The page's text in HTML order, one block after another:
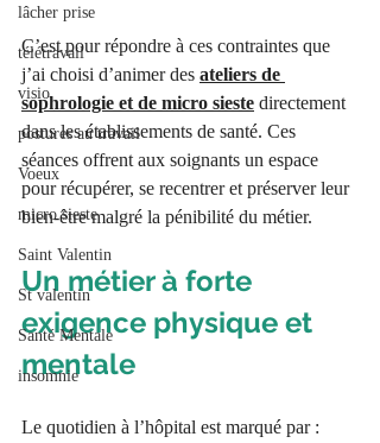
lâcher prise
télétravail
visio
postures au travail
Voeux
micro sieste
Saint Valentin
St valentin
Santé Mentale
insomnie
C’est pour répondre à ces contraintes que
j’ai choisi d’animer des ateliers de
sophrologie et de micro sieste directement
dans les établissements de santé. Ces
séances offrent aux soignants un espace
pour récupérer, se recentrer et préserver leur
bien-être malgré la pénibilité du métier.
Un métier à forte
exigence physique et
mentale
Le quotidien à l’hôpital est marqué par :